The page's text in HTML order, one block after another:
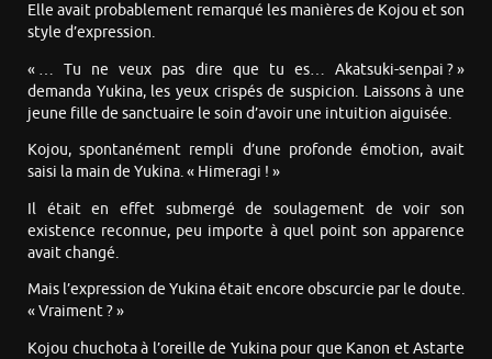
Elle avait probablement remarqué les manières de Kojou et son
style d’expression.
« … Tu ne veux pas dire que tu es… Akatsuki-senpai ? »
demanda Yukina, les yeux crispés de suspicion. Laissons à une
jeune fille de sanctuaire le soin d’avoir une intuition aiguisée.
Kojou, spontanément rempli d’une profonde émotion, avait
saisi la main de Yukina. « Himeragi ! »
Il était en effet submergé de soulagement de voir son
existence reconnue, peu importe à quel point son apparence
avait changé.
Mais l’expression de Yukina était encore obscurcie par le doute.
« Vraiment ? »
Kojou chuchota à l’oreille de Yukina pour que Kanon et Astarte